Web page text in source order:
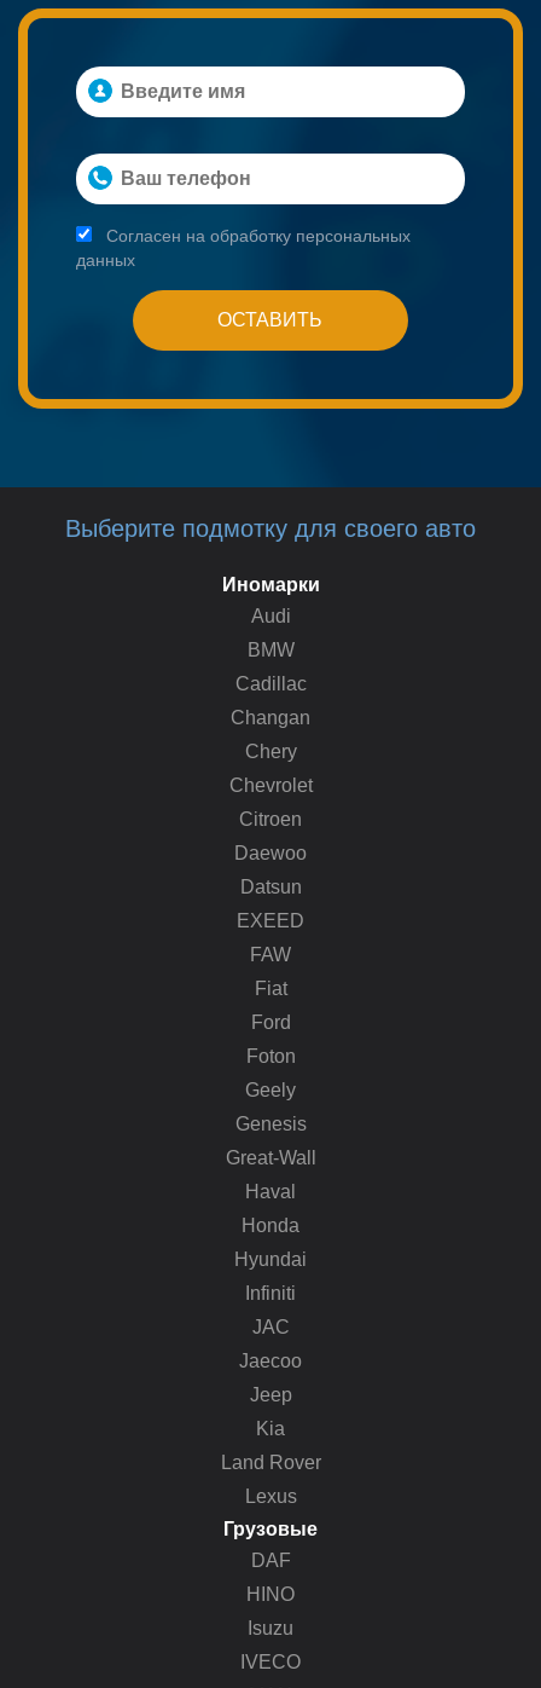
Согласен на обработку персональных
данных
Выберите подмотку для своего авто
Иномарки
Audi
BMW
Cadillac
Changan
Chery
Chevrolet
Citroen
Daewoo
Datsun
EXEED
FAW
Fiat
Ford
Foton
Geely
Genesis
Great-Wall
Haval
Honda
Hyundai
Infiniti
JAC
Jaecoo
Jeep
Kia
Land Rover
Lexus
Грузовые
DAF
HINO
Isuzu
IVECO